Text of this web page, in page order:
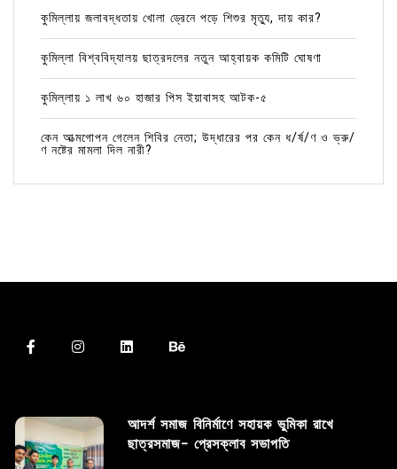
কুমিল্লায় জলাবদ্ধতায় খোলা ড্রেনে পড়ে শিশুর মৃত্যু, দায় কার?
কুমিল্লা বিশ্ববিদ্যালয় ছাত্রদলের নতুন আহ্বায়ক কমিটি ঘোষণা
কুমিল্লায় ১ লাখ ৬০ হাজার পিস ইয়াবাসহ আটক-৫
কেন আত্মগোপন গেলেন শিবির নেতা; উদ্ধারের পর কেন ধ/র্ষ/ণ ও ভ্রু/
ণ নষ্টের মামলা দিল নারী?
আদর্শ সমাজ বিনির্মাণে সহায়ক ভুমিকা রাখে
ছাত্রসমাজ- প্রেসক্লাব সভাপতি